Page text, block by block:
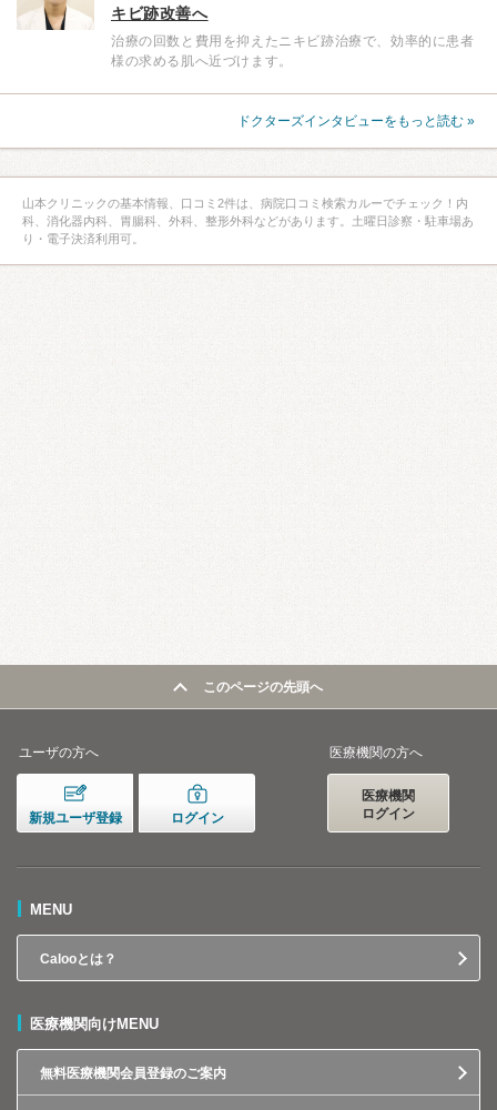
キビ跡改善へ
治療の回数と費用を抑えたニキビ跡治療で、効率的に患者
様の求める肌へ近づけます。
ドクターズインタビューをもっと読む »
山本クリニックの基本情報、口コミ2件は、病院口コミ検索カルーでチェック！内
科、消化器内科、胃腸科、外科、整形外科などがあります。土曜日診察・駐車場あ
り・電子決済利用可。
このページの先頭へ
ユーザの方へ
新規ユーザ登録 ログイン
医療機関の方へ
医療機関
ログイン
MENU
Calooとは？
医療機関向けMENU
無料医療機関会員登録のご案内